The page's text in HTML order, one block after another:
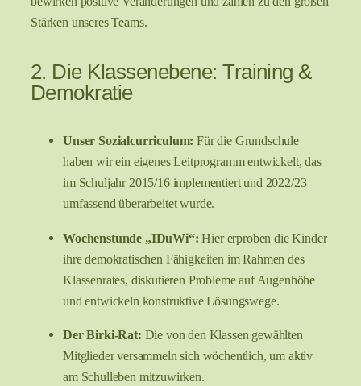
Stärken unseres Teams.
2. Die Klassenebene: Training &
Demokratie
Unser Sozialcurriculum: Für die Grundschule
haben wir ein eigenes Leitprogramm entwickelt, das
im Schuljahr 2015/16 implementiert und 2022/23
umfassend überarbeitet wurde.
Wochenstunde „IDuWi“: Hier erproben die Kinder
ihre demokratischen Fähigkeiten im Rahmen des
Klassenrates, diskutieren Probleme auf Augenhöhe
und entwickeln konstruktive Lösungswege.
Der Birki-Rat: Die von den Klassen gewählten
Mitglieder versammeln sich wöchentlich, um aktiv
am Schulleben mitzuwirken.